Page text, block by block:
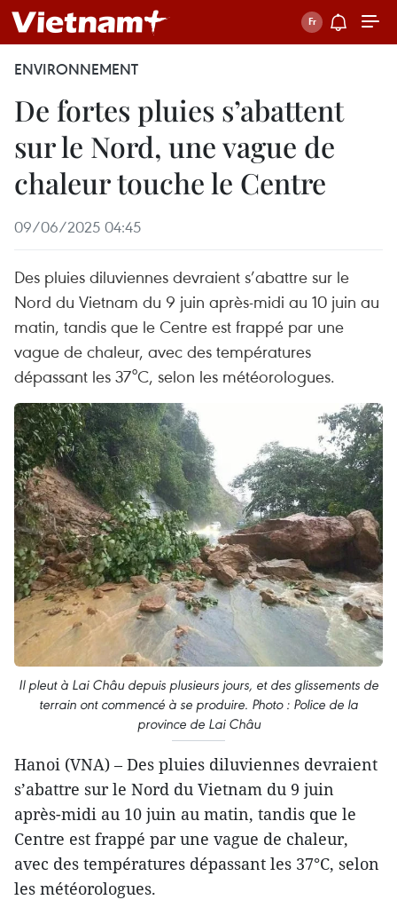
ENVIRONNEMENT
De fortes pluies s’abattent
sur le Nord, une vague de
chaleur touche le Centre
09/06/2025 04:45
Des pluies diluviennes devraient s’abattre sur le
Nord du Vietnam du 9 juin après-midi au 10 juin au
matin, tandis que le Centre est frappé par une
vague de chaleur, avec des températures
dépassant les 37°C, selon les météorologues.
Il pleut à Lai Châu depuis plusieurs jours, et des glissements de
terrain ont commencé à se produire. Photo : Police de la
province de Lai Châu
Hanoi (VNA) – Des pluies diluviennes devraient
s’abattre sur le Nord du Vietnam du 9 juin
après-midi au 10 juin au matin, tandis que le
Centre est frappé par une vague de chaleur,
avec des températures dépassant les 37°C, selon
les météorologues.